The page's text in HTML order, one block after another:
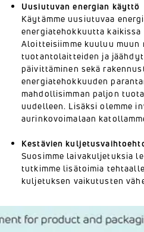
Uusiutuvan energian käyttö
Käytämme uusiutuvaa
energiatehokkuutta kaikissa
Aloitteisiimme kuuluu muun
tuotantolaitteiden ja
päivittäminen sekä
energiatehokkuuden
mahdollisimman paljon
uudelleen. Lisäksi olemme
aurinkovoimalaan
Kestävien
Suosimme laivakuljetuksia
tutkimme lisätoimia
kuljetuksen vaikutusten